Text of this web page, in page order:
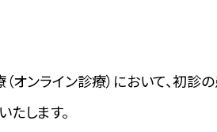
ンライン診療）において、初診
します。